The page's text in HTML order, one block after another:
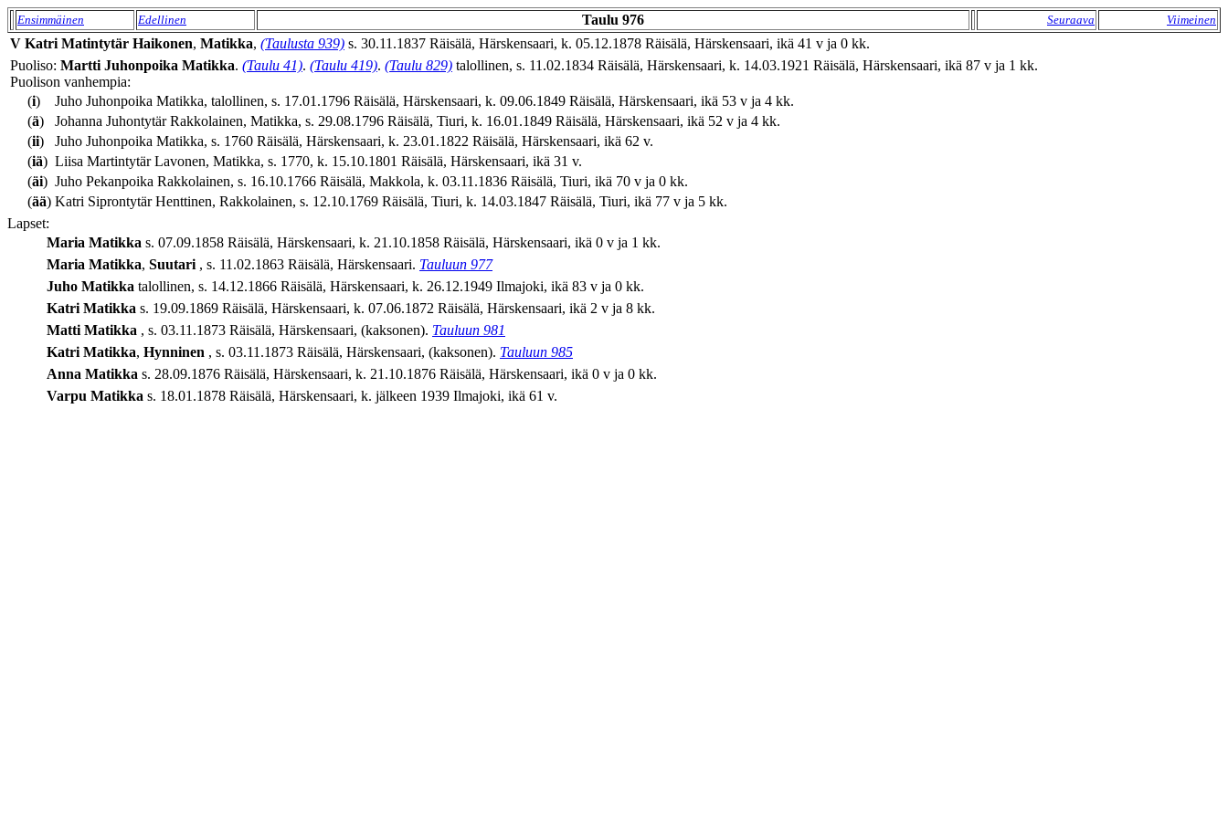
Ensimmäinen Edellinen Taulu 976 Seuraava Viimeinen
V Katri Matintytär Haikonen, Matikka, (Taulusta 939) s. 30.11.1837 Räisälä, Härskensaari, k. 05.12.1878 Räisälä, Härskensaari, ikä 41 v ja 0 kk.
Puoliso: Martti Juhonpoika Matikka. (Taulu 41). (Taulu 419). (Taulu 829) talollinen, s. 11.02.1834 Räisälä, Härskensaari, k. 14.03.1921 Räisälä, Härskensaari, ikä 87 v ja 1 kk.
Puolison vanhempia:
(i)
Juho Juhonpoika Matikka, talollinen, s. 17.01.1796 Räisälä, Härskensaari, k. 09.06.1849 Räisälä, Härskensaari, ikä 53 v ja 4 kk.
(ä)
Johanna Juhontytär Rakkolainen, Matikka, s. 29.08.1796 Räisälä, Tiuri, k. 16.01.1849 Räisälä, Härskensaari, ikä 52 v ja 4 kk.
(ii)
Juho Juhonpoika Matikka, s. 1760 Räisälä, Härskensaari, k. 23.01.1822 Räisälä, Härskensaari, ikä 62 v.
(iä) Liisa Martintytär Lavonen, Matikka, s. 1770, k. 15.10.1801 Räisälä, Härskensaari, ikä 31 v.
(äi) Juho Pekanpoika Rakkolainen, s. 16.10.1766 Räisälä, Makkola, k. 03.11.1836 Räisälä, Tiuri, ikä 70 v ja 0 kk.
(ää) Katri Siprontytär Henttinen, Rakkolainen, s. 12.10.1769 Räisälä, Tiuri, k. 14.03.1847 Räisälä, Tiuri, ikä 77 v ja 5 kk.
Lapset:
Maria Matikka s. 07.09.1858 Räisälä, Härskensaari, k. 21.10.1858 Räisälä, Härskensaari, ikä 0 v ja 1 kk.
Maria Matikka, Suutari , s. 11.02.1863 Räisälä, Härskensaari. Tauluun 977
Juho Matikka talollinen, s. 14.12.1866 Räisälä, Härskensaari, k. 26.12.1949 Ilmajoki, ikä 83 v ja 0 kk.
Katri Matikka s. 19.09.1869 Räisälä, Härskensaari, k. 07.06.1872 Räisälä, Härskensaari, ikä 2 v ja 8 kk.
Matti Matikka , s. 03.11.1873 Räisälä, Härskensaari, (kaksonen). Tauluun 981
Katri Matikka, Hynninen , s. 03.11.1873 Räisälä, Härskensaari, (kaksonen). Tauluun 985
Anna Matikka s. 28.09.1876 Räisälä, Härskensaari, k. 21.10.1876 Räisälä, Härskensaari, ikä 0 v ja 0 kk.
Varpu Matikka s. 18.01.1878 Räisälä, Härskensaari, k. jälkeen 1939 Ilmajoki, ikä 61 v.